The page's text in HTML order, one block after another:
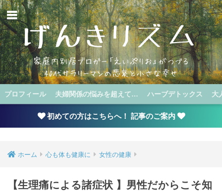
プロフィール 夫婦関係の悩みを超えて… ハーブデトックス 大
初めての方はこちらへ！ 記事のご案内
ホーム 心も体も健康に 女性の健康
【生理痛による諸症状 】男性だからこそ知